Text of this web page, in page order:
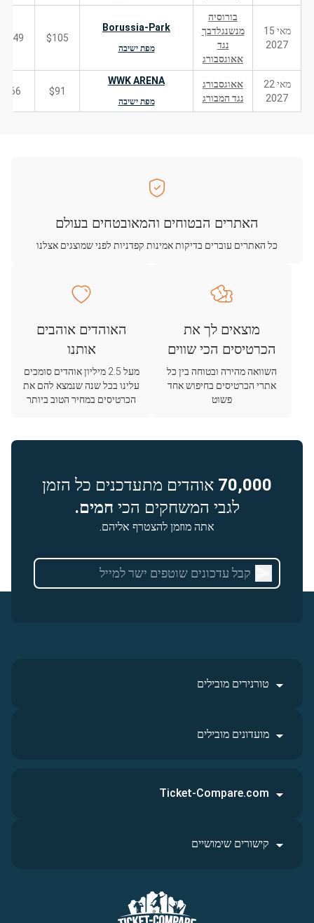
מאי 15
2027
בורוסיה
מנשנגלדבך
נגד
אאוגסבורג
Borussia-Park
מפת ישיבה
$105
249
מאי 22
2027
אאוגסבורג
נגד המבורג
WWK ARENA
מפת ישיבה
$91
66
האתרים הבטוחים והמאובטחים בעולם
כל האתרים עוברים בדיקות אמינות קפדניות לפני שמוצגים אצלנו
מוצאים לך את
הכרטיסים הכי שווים
השוואה מהירה ובטוחה בין כל
אתרי הכרטיסים בחיפוש אחד
פשוט
האוהדים אוהבים
אותנו
מעל 2.5 מיליון אוהדים סומכים
עלינו בכל שנה שנמצא להם את
הכרטיסים במחיר הטוב ביותר
70,000 אוהדים מתעדכנים כל הזמן
לגבי המשחקים הכי חמים.
אתה מוזמן להצטרף אליהם.
טורנירים מובילים
מועדונים מובילים
Ticket-Compare.com
קישורים שימושיים